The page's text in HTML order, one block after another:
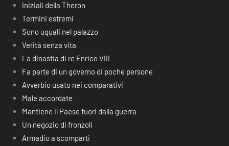
Iniziali della Theron
Termini estremi
Sono uguali nel palazzo
Verità senza vita
La dinastia di re Enrico VIII
Fa parte di un governo di poche persone
Avverbio usato nei comparativi
Male accordate
Mantiene il Paese fuori dalla guerra
Un negozio di fronzoli
Armadio a scomparti